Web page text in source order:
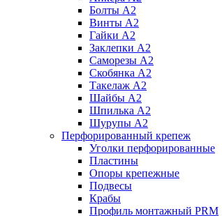
Болты А2
Винты А2
Гайки А2
Заклепки А2
Саморезы А2
Скобянка А2
Такелаж А2
Шайбы А2
Шпилька А2
Шурупы А2
Перфорированный крепеж
Уголки перфорированные
Пластины
Опоры крепежные
Подвесы
Крабы
Профиль монтажный PRM